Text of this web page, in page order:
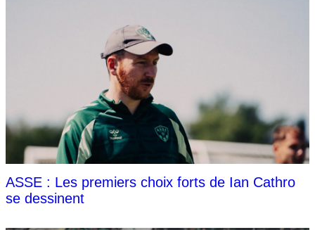
ASSE : Les premiers choix forts de Ian Cathro
se dessinent